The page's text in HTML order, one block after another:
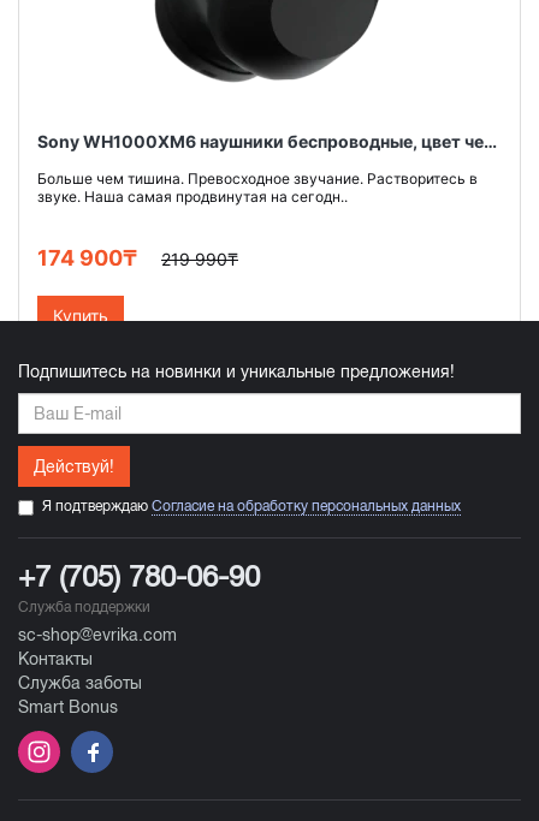
Sony WH1000XM6 наушники беспроводные, цвет черный
Больше чем тишина. Превосходное звучание. Растворитесь в
звуке. Наша самая продвинутая на сегодн..
174 900₸ 219 990₸
Купить
Подпишитесь на новинки и уникальные предложения!
Действуй!
Я подтверждаю Согласие на обработку персональных данных
+7 (705) 780-06-90
Служба поддержки
sc-shop@evrika.com
Контакты
Служба заботы
Smart Bonus